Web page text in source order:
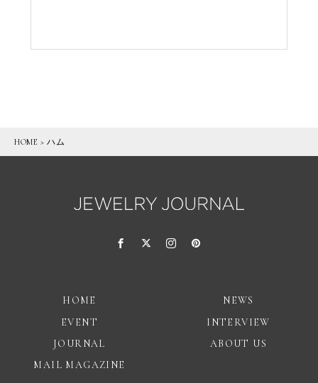
HOME >ハム
HOME
NEWS
EVENT
INTERVIEW
JOURNAL
ABOUT US
MAIL MAGAZINE